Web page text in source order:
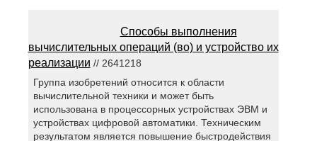
Способы выполнения
вычислительных операций (во) и устройство их
реализации // 2641218
Группа изобретений относится к области
вычислительной техники и может быть
использована в процессорных устройствах ЭВМ и
устройствах цифровой автоматики. Техническим
результатом является повышение быстродействия